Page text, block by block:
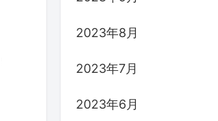
2023年8月
2023年7月
2023年6月